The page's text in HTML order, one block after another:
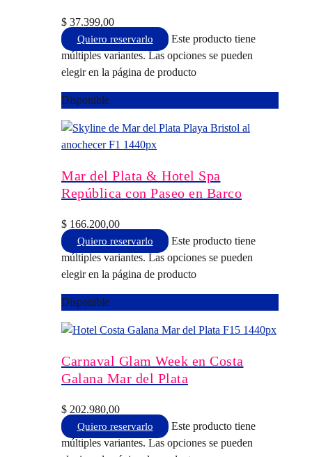
$ 37.399,00
Quiero reservarlo
Este producto tiene
múltiples variantes. Las opciones se pueden
elegir en la página de producto
Disponible
Mar del Plata & Hotel Spa
República con Paseo en Barco
$ 166.200,00
Quiero reservarlo
Este producto tiene
múltiples variantes. Las opciones se pueden
elegir en la página de producto
Disponible
Carnaval Glam Week en Costa
Galana Mar del Plata
$ 202.980,00
Quiero reservarlo
Este producto tiene
múltiples variantes. Las opciones se pueden